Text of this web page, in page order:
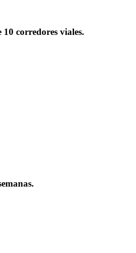
corredores viales.